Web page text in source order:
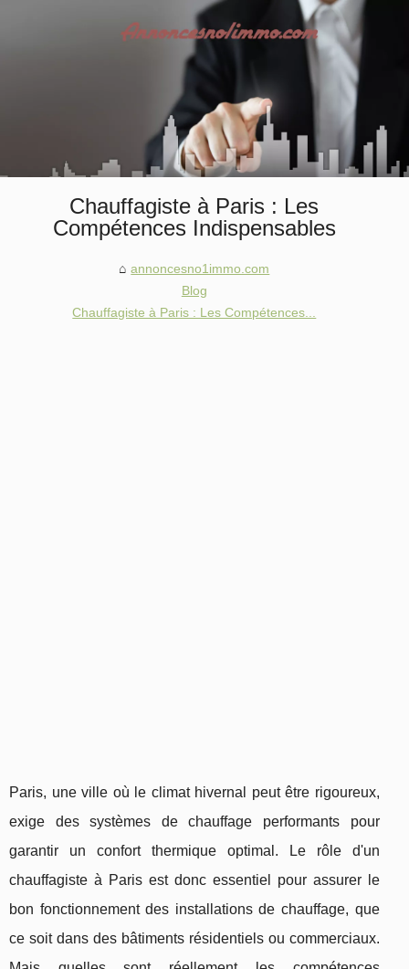
Chauffagiste à Paris : Les
Compétences Indispensables
annoncesno1immo.com
Blog
Chauffagiste à Paris : Les Compétences...
Paris, une ville où le climat hivernal peut être rigoureux,
exige des systèmes de chauffage performants pour
garantir un confort thermique optimal. Le rôle d'un
chauffagiste à Paris est donc essentiel pour assurer le
bon fonctionnement des installations de chauffage, que
ce soit dans des bâtiments résidentiels ou commerciaux.